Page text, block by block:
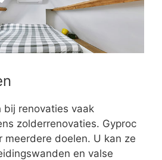
bij renovaties vaak
zolderrenovaties. Gyproc
meerdere doelen. U kan ze
en valse